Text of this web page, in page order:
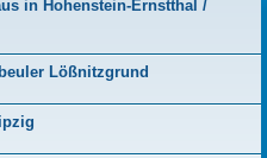
in Hohenstein-Ernstthal /
Lößnitzgrund